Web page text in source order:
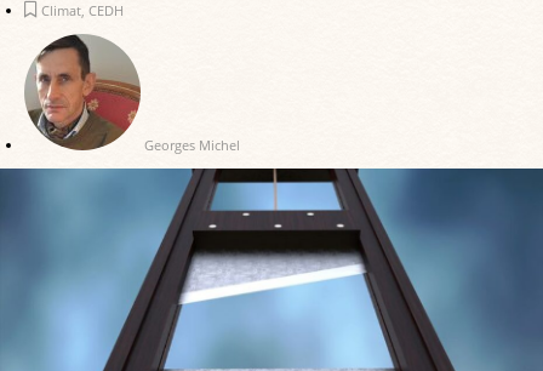
Climat, CEDH
Georges Michel